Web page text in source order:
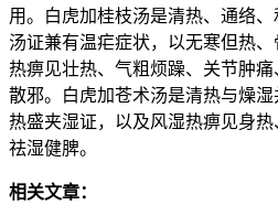
用。白虎加桂枝汤是清热、通络
汤证兼有温疟症状，以无寒但热
热痹见壮热、气粗烦躁、关节肿
散邪。白虎加苍术汤是清热与燥
热盛夹湿证，以及风湿热痹见身
祛湿健脾。
相关文章：